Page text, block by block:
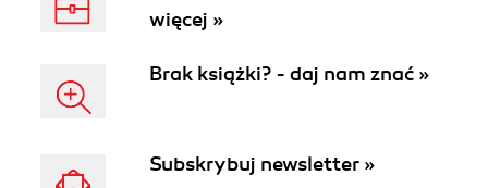
więcej »
Brak książki? - daj nam znać »
Subskrybuj newsletter »